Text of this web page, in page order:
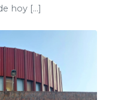
hoy […]